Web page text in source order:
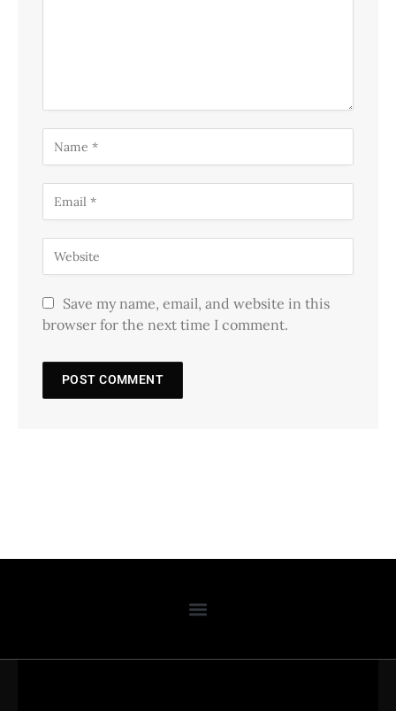
Save my name, email, and website in this
browser for the next time I comment.